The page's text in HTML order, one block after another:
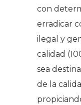
con
erradicar
ilegal y
calidad
sea
de la